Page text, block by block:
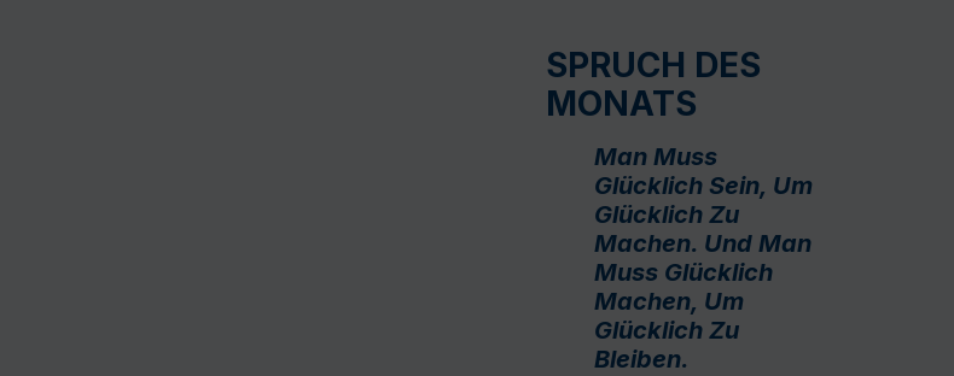
SPRUCH DES
MONATS
Man Muss
Glücklich Sein, Um
Glücklich Zu
Machen. Und Man
Muss Glücklich
Machen, Um
Glücklich Zu
Bleiben.